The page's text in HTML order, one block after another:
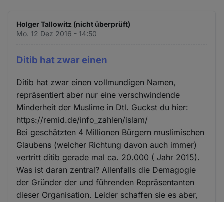
Holger Tallowitz (nicht überprüft)
Mo. 12 Dez 2016 - 14:50
Ditib hat zwar einen
Ditib hat zwar einen vollmundigen Namen,
repräsentiert aber nur eine verschwindende
Minderheit der Muslime in Dtl. Guckst du hier:
https://remid.de/info_zahlen/islam/
Bei geschätzten 4 Millionen Bürgern muslimischen
Glaubens (welcher Richtung davon auch immer)
vertritt ditib gerade mal ca. 20.000 ( Jahr 2015).
Was ist daran zentral? Allenfalls die Demagogie
der Gründer der und führenden Repräsentanten
dieser Organisation. Leider schaffen sie es aber,